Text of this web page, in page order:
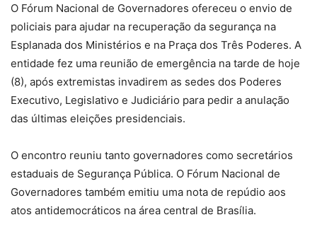
O Fórum Nacional de Governadores ofereceu o envio de
policiais para ajudar na recuperação da segurança na
Esplanada dos Ministérios e na Praça dos Três Poderes. A
entidade fez uma reunião de emergência na tarde de hoje
(8), após extremistas invadirem as sedes dos Poderes
Executivo, Legislativo e Judiciário para pedir a anulação
das últimas eleições presidenciais.
O encontro reuniu tanto governadores como secretários
estaduais de Segurança Pública. O Fórum Nacional de
Governadores também emitiu uma nota de repúdio aos
atos antidemocráticos na área central de Brasília.